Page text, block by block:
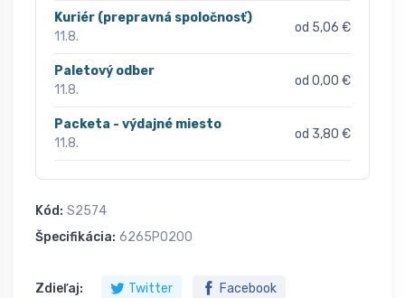
Kuriér (prepravná spoločnosť)
11.8.
od 5,06 €
Paletový odber
11.8.
od 0,00 €
Packeta - výdajné miesto
11.8.
od 3,80 €
Kód: S2574
Špecifikácia: 6265P0200
Zdieľaj: Twitter Facebook